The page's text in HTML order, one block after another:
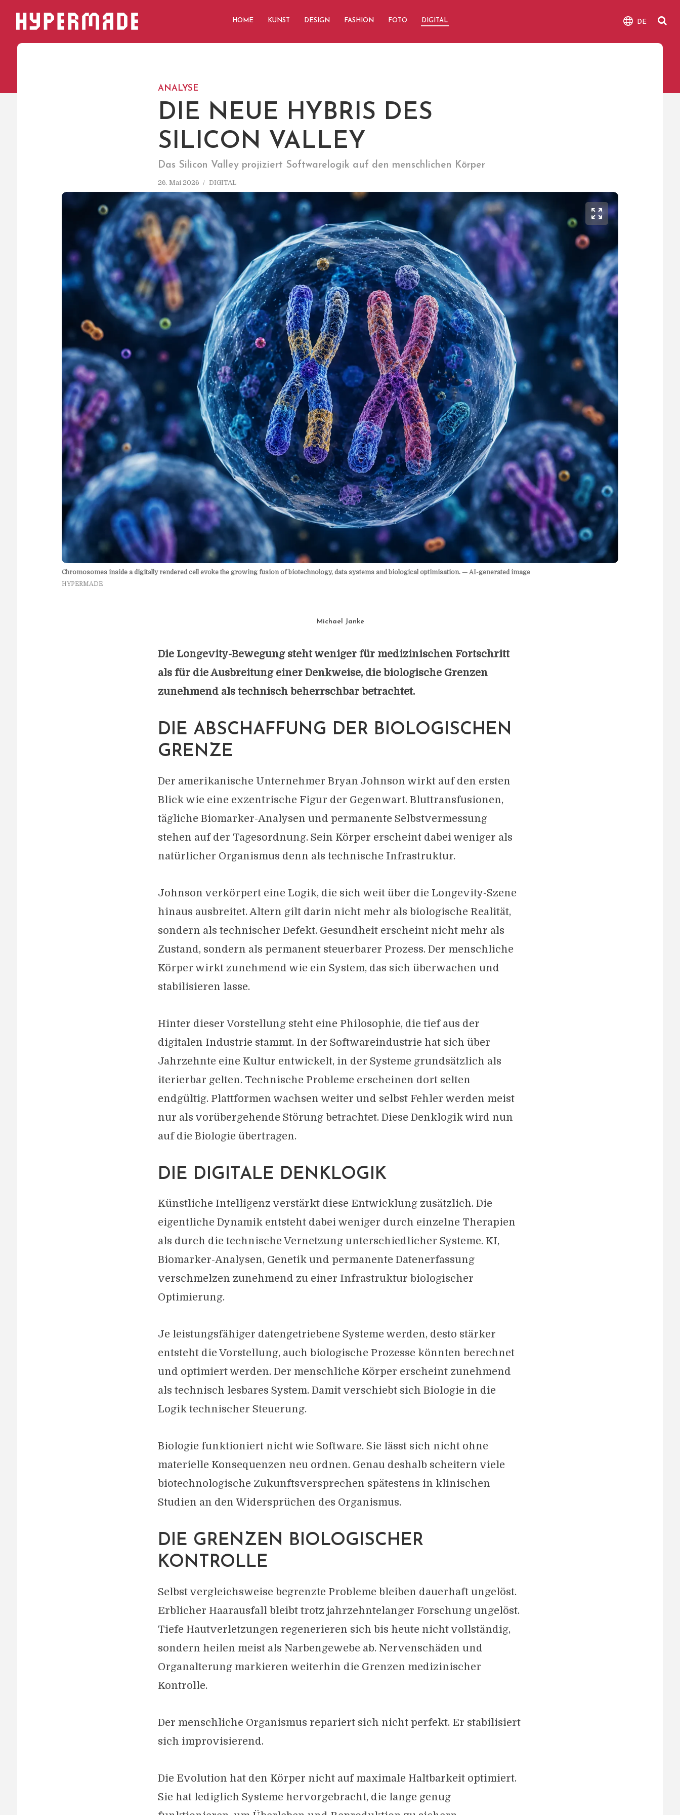
HYPERMADE HOME KUNST DESIGN FASHION FOTO DIGITAL DE
ANALYSE
DIE NEUE HYBRIS DES
SILICON VALLEY
Das Silicon Valley projiziert Softwarelogik auf den menschlichen Körper
26. Mai 2026 DIGITAL
Bild
vergrößern
Chromosomes inside a digitally rendered cell evoke the growing fusion of biotechnology, data systems and biological optimisation. — AI-generated image
HYPERMADE
Michael Janke
Die Longevity-Bewegung steht weniger für medizinischen Fortschritt
als für die Ausbreitung einer Denkweise, die biologische Grenzen
zunehmend als technisch beherrschbar betrachtet.
DIE ABSCHAFFUNG DER BIOLOGISCHEN
GRENZE
Der amerikanische Unternehmer Bryan Johnson wirkt auf den ersten
Blick wie eine exzentrische Figur der Gegenwart. Bluttransfusionen,
tägliche Biomarker-Analysen und permanente Selbstvermessung
stehen auf der Tagesordnung. Sein Körper erscheint dabei weniger als
natürlicher Organismus denn als technische Infrastruktur.
Johnson verkörpert eine Logik, die sich weit über die Longevity-Szene
hinaus ausbreitet. Altern gilt darin nicht mehr als biologische Realität,
sondern als technischer Defekt. Gesundheit erscheint nicht mehr als
Zustand, sondern als permanent steuerbarer Prozess. Der menschliche
Körper wirkt zunehmend wie ein System, das sich überwachen und
stabilisieren lasse.
Hinter dieser Vorstellung steht eine Philosophie, die tief aus der
digitalen Industrie stammt. In der Softwareindustrie hat sich über
Jahrzehnte eine Kultur entwickelt, in der Systeme grundsätzlich als
iterierbar gelten. Technische Probleme erscheinen dort selten
endgültig. Plattformen wachsen weiter und selbst Fehler werden meist
nur als vorübergehende Störung betrachtet. Diese Denklogik wird nun
auf die Biologie übertragen.
DIE DIGITALE DENKLOGIK
Künstliche Intelligenz verstärkt diese Entwicklung zusätzlich. Die
eigentliche Dynamik entsteht dabei weniger durch einzelne Therapien
als durch die technische Vernetzung unterschiedlicher Systeme. KI,
Biomarker-Analysen, Genetik und permanente Datenerfassung
verschmelzen zunehmend zu einer Infrastruktur biologischer
Optimierung.
Je leistungsfähiger datengetriebene Systeme werden, desto stärker
entsteht die Vorstellung, auch biologische Prozesse könnten berechnet
und optimiert werden. Der menschliche Körper erscheint zunehmend
als technisch lesbares System. Damit verschiebt sich Biologie in die
Logik technischer Steuerung.
Biologie funktioniert nicht wie Software. Sie lässt sich nicht ohne
materielle Konsequenzen neu ordnen. Genau deshalb scheitern viele
biotechnologische Zukunftsversprechen spätestens in klinischen
Studien an den Widersprüchen des Organismus.
DIE GRENZEN BIOLOGISCHER
KONTROLLE
Selbst vergleichsweise begrenzte Probleme bleiben dauerhaft ungelöst.
Erblicher Haarausfall bleibt trotz jahrzehntelanger Forschung ungelöst.
Tiefe Hautverletzungen regenerieren sich bis heute nicht vollständig,
sondern heilen meist als Narbengewebe ab. Nervenschäden und
Organalterung markieren weiterhin die Grenzen medizinischer
Kontrolle.
Der menschliche Organismus repariert sich nicht perfekt. Er stabilisiert
sich improvisierend.
Die Evolution hat den Körper nicht auf maximale Haltbarkeit optimiert.
Sie hat lediglich Systeme hervorgebracht, die lange genug